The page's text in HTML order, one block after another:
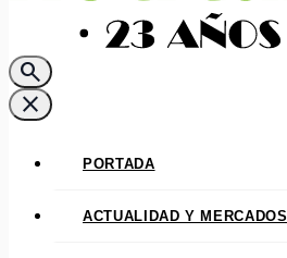
search
close
PORTADA
ACTUALIDAD Y MERCADOS